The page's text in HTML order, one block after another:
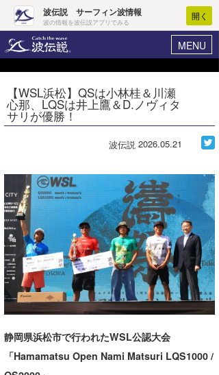
波伝説 サーフィン波情報
波の情報を波伝説アプリでみる
開く
MENU
ヘルプ マイホーム
ログイン
WAVE HUNTER 波予想ツール
気象情報
ニュース
サーフィンエリアガイド
会員メニュー
【WSL浜松】QSは小林桂＆川瀬
心那、LQSは井上鷹＆D.ノヴィタ
サリが優勝！
波伝説 2026.05.21
静岡県浜松市で行われたWSL公認大会
「Hamamatsu Open Nami Matsuri LQS1000 /
Core Surf Japan
コンテスト
ファッション/グッズ
アート＆エンタメ
トラベル
ショップ情報
ショップ情報
湘南
千葉北
ウラナミ
お知らせ
その他